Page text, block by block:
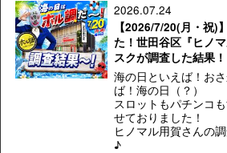
2026.07.24
【2026/7/20(月・祝)
た！世田谷区『ヒノ
スクが調査した結果！
海の日といえば！お
ば！海の日（？）
スロットもパチンコ
せておりました！
ヒノマル用賀さんの
♪